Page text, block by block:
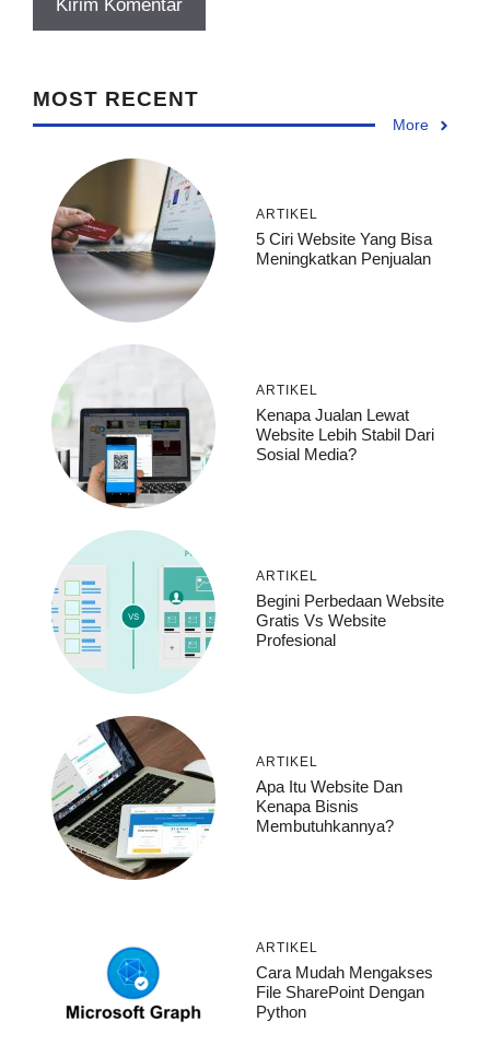
MOST RECENT
More
ARTIKEL
5 Ciri Website Yang Bisa
Meningkatkan Penjualan
ARTIKEL
Kenapa Jualan Lewat
Website Lebih Stabil Dari
Sosial Media?
ARTIKEL
Begini Perbedaan Website
Gratis Vs Website
Profesional
ARTIKEL
Apa Itu Website Dan
Kenapa Bisnis
Membutuhkannya?
ARTIKEL
Cara Mudah Mengakses
File SharePoint Dengan
Python